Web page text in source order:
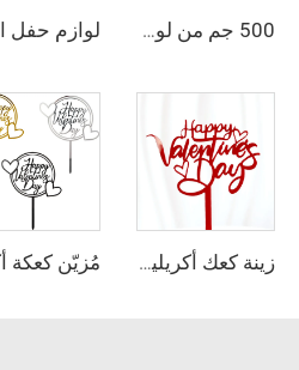
500 جم من لوازم حفل كشف الجنس مع زجاجات بخاخ مسحوق، طفاية حريق بالمسحوق، أدوات حفل بخاخ
زينة كعك أكريليك بأسلوب إنستغرام لعيد الحب، مزين كعكة أكريليك للخبز بمناسبة عيد الحب